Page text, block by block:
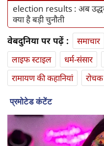
election results : अब उद्धव
क्या है बड़ी चुनौती
वेबदुनिया पर पढ़ें : समाचार
लाइफ स्‍टाइल
धर्म-संसार
रामायण की कहानियां